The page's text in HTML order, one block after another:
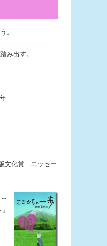
。
み出す。
文化賞 エッセー